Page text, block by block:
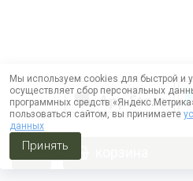
Мы используем cookies для быстрой и
осуществляет сбор персональных
программных средств
пользоваться сайтом, вы принимаете
данных
Принять